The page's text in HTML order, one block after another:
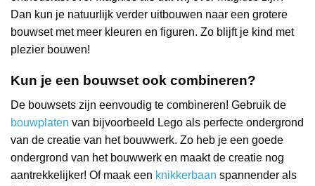
Dan kun je natuurlijk verder uitbouwen naar een grotere
bouwset met meer kleuren en figuren. Zo blijft je kind met
plezier bouwen!
Kun je een bouwset ook combineren?
De bouwsets zijn eenvoudig te combineren! Gebruik de
bouwplaten van bijvoorbeeld Lego als perfecte ondergrond
van de creatie van het bouwwerk. Zo heb je een goede
ondergrond van het bouwwerk en maakt de creatie nog
aantrekkelijker! Of maak een knikkerbaan spannender als